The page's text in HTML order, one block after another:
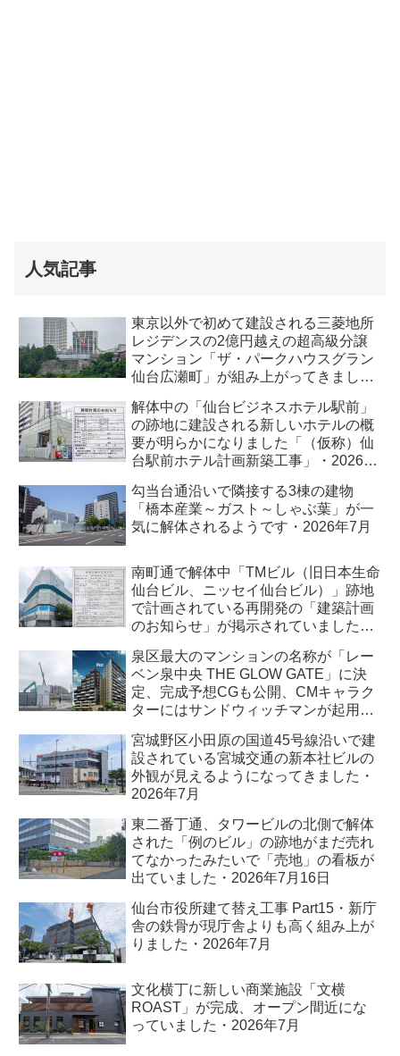
人気記事
東京以外で初めて建設される三菱地所
レジデンスの2億円越えの超高級分譲
マンション「ザ・パークハウスグラン
仙台広瀬町」が組み上がってきまし
解体中の「仙台ビジネスホテル駅前」
の跡地に建設される新しいホテルの概
要が明らかになりました「（仮称）仙
台駅前ホテル計画新築工事」・2026年
勾当台通沿いで隣接する3棟の建物
「橋本産業～ガスト～しゃぶ葉」が一
気に解体されるようです・2026年7月
南町通で解体中「TMビル（旧日本生命
仙台ビル、ニッセイ仙台ビル）」跡地
で計画されている再開発の「建築計画
のお知らせ」が掲示されていました・
泉区最大のマンションの名称が「レー
ベン泉中央 THE GLOW GATE」に決
定、完成予想CGも公開、CMキャラク
ターにはサンドウィッチマンが起用さ
宮城野区小田原の国道45号線沿いで建
設されている宮城交通の新本社ビルの
外観が見えるようになってきました・
2026年7月
東二番丁通、タワービルの北側で解体
された「例のビル」の跡地がまだ売れ
てなかったみたいで「売地」の看板が
出ていました・2026年7月16日
仙台市役所建て替え工事 Part15・新庁
舎の鉄骨が現庁舎よりも高く組み上が
りました・2026年7月
文化横丁に新しい商業施設「文横
ROAST」が完成、オープン間近にな
っていました・2026年7月